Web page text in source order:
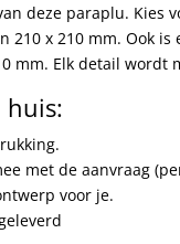
deze paraplu. Kies
210 x 210 mm. Ook
mm. Elk detail wordt
huis:
met de aanvraag
voor je.